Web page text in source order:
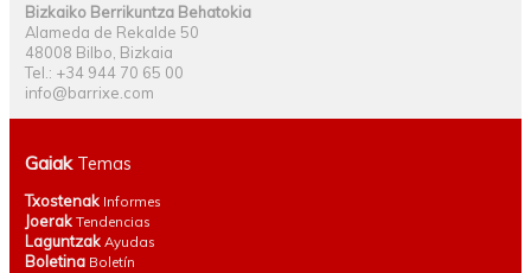
Bizkaiko Berrikuntza Behatokia
Alameda de Rekalde 50
48008 Bilbo, Bizkaia
Tel.: +34 944 70 65 00
info@barrixe.com
GaiakTemas
TxostenakInformes
JoerakTendencias
LaguntzakAyudas
BoletinaBoletín